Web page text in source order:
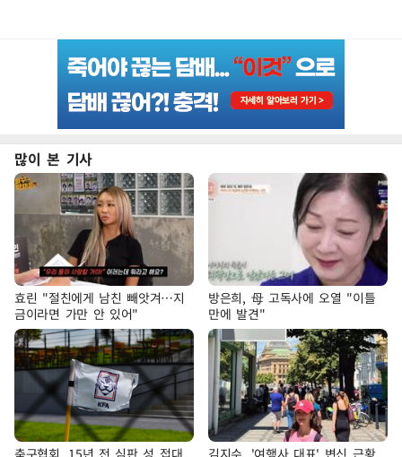
많이 본 기사
효린 "절친에게 남친 빼앗겨…지
금이라면 가만 안 있어"
방은희, 母 고독사에 오열 "이틀
만에 발견"
축구협회, 15년 전 심판 성 접대 김지수, '여행사 대표' 변신 근황